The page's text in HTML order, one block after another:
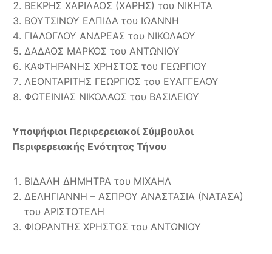
ΒΕΚΡΗΣ ΧΑΡΙΛΑΟΣ (ΧΑΡΗΣ) του ΝΙΚΗΤΑ
ΒΟΥΤΣΙΝΟΥ ΕΛΠΙΔΑ του ΙΩΑΝΝΗ
ΓΙΑΛΟΓΛΟΥ ΑΝΔΡΕΑΣ του ΝΙΚΟΛΑΟΥ
ΔΑΔΑΟΣ ΜΑΡΚΟΣ του ΑΝΤΩΝΙΟΥ
ΚΑΦΤΗΡΑΝΗΣ ΧΡΗΣΤΟΣ του ΓΕΩΡΓΙΟΥ
ΛΕΟΝΤΑΡΙΤΗΣ ΓΕΩΡΓΙΟΣ του ΕΥΑΓΓΕΛΟΥ
ΦΩΤΕΙΝΙΑΣ ΝΙΚΟΛΑΟΣ του ΒΑΣΙΛΕΙΟΥ
Υποψήφιοι Περιφερειακοί Σύμβουλοι
Περιφερειακής Ενότητας Τήνου
ΒΙΔΑΛΗ ΔΗΜΗΤΡΑ του ΜΙΧΑΗΛ
ΔΕΛΗΓΙΑΝΝΗ – ΑΣΠΡΟΥ ΑΝΑΣΤΑΣΙΑ (ΝΑΤΑΣΑ)
του ΑΡΙΣΤΟΤΕΛΗ
ΦΙΟΡΑΝΤΗΣ ΧΡΗΣΤΟΣ του ΑΝΤΩΝΙΟΥ